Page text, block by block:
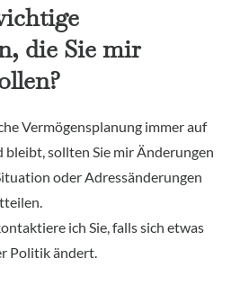
die Sie mir
Vermögensplanung immer auf
bleibt, sollten Sie mir Änderungen
oder Adressänderungen
ich Sie, falls sich etwas
Politik ändert.